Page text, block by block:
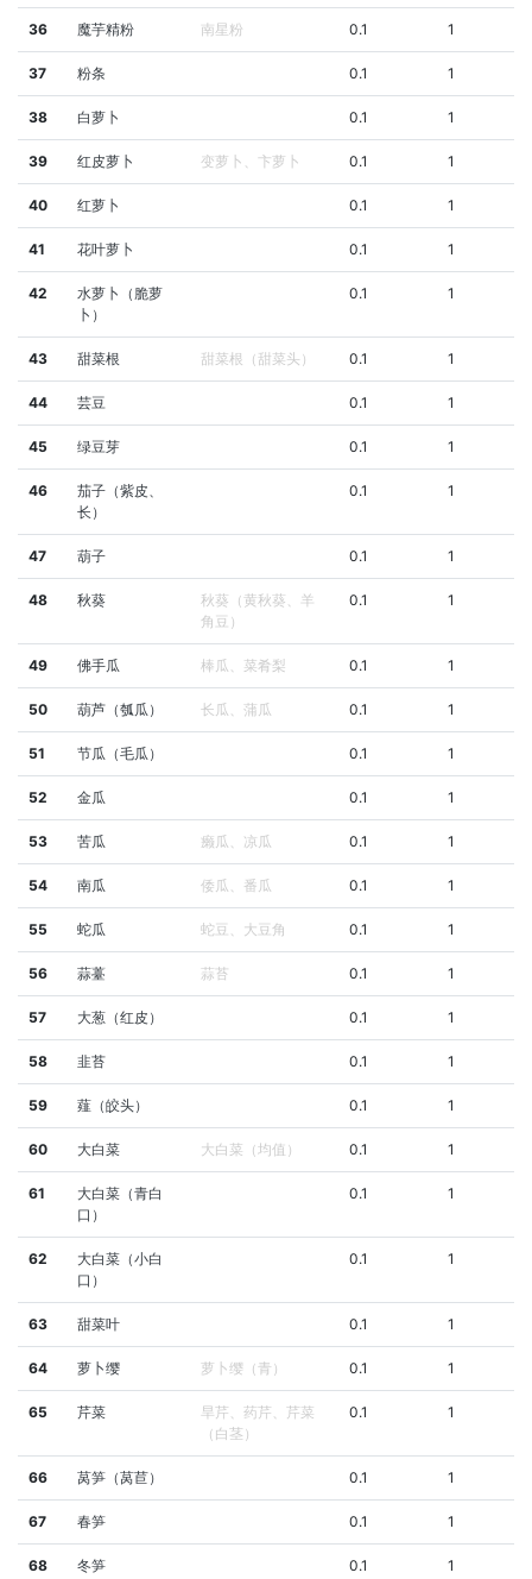
36 魔芋精粉 南星粉 0.1 1
37 粉条 0.1 1
38 白萝卜 0.1 1
39 红皮萝卜 变萝卜、卞萝卜 0.1 1
40 红萝卜 0.1 1
41 花叶萝卜 0.1 1
42
水萝卜（脆萝
卜）
0.1 1
43 甜菜根 甜菜根（甜菜头） 0.1 1
44 芸豆 0.1 1
45 绿豆芽 0.1 1
46
茄子（紫皮、
长）
0.1 1
47 葫子 0.1 1
48 秋葵
秋葵（黄秋葵、羊
角豆）
0.1 1
49 佛手瓜 棒瓜、菜肴梨 0.1 1
50 葫芦（瓠瓜） 长瓜、蒲瓜 0.1 1
51 节瓜（毛瓜） 0.1 1
52 金瓜 0.1 1
53 苦瓜 癞瓜、凉瓜 0.1 1
54 南瓜 倭瓜、番瓜 0.1 1
55 蛇瓜 蛇豆、大豆角 0.1 1
56 蒜薹 蒜苔 0.1 1
57 大葱（红皮） 0.1 1
58 韭苔 0.1 1
59 薤（皎头） 0.1 1
60 大白菜 大白菜（均值） 0.1 1
61
大白菜（青白
口）
0.1 1
62
大白菜（小白
口）
0.1 1
63 甜菜叶 0.1 1
64 萝卜缨 萝卜缨（青） 0.1 1
65 芹菜
旱芹、药芹、芹菜
（白茎）
0.1 1
66 莴笋（莴苣） 0.1 1
67 春笋 0.1 1
68 冬笋 0.1 1